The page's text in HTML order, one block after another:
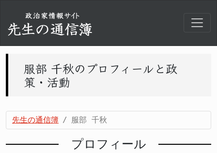
服部 千秋のプロフィールと政
策・活動
先生の通信簿 服部 千秋
プロフィール